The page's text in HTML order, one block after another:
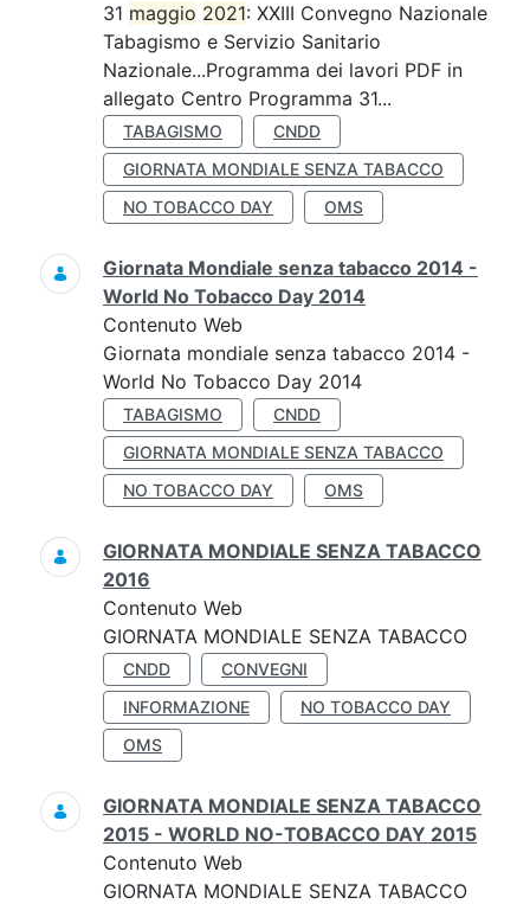
31 maggio 2021: XXIII Convegno Nazionale
Tabagismo e Servizio Sanitario
Nazionale...Programma dei lavori PDF in
allegato Centro Programma 31...
TABAGISMO
CNDD
GIORNATA MONDIALE SENZA TABACCO
NO TOBACCO DAY
OMS
Giornata Mondiale senza tabacco 2014 -
World No Tobacco Day 2014
Contenuto Web
Giornata mondiale senza tabacco 2014 -
World No Tobacco Day 2014
TABAGISMO
CNDD
GIORNATA MONDIALE SENZA TABACCO
NO TOBACCO DAY
OMS
GIORNATA MONDIALE SENZA TABACCO
2016
Contenuto Web
GIORNATA MONDIALE SENZA TABACCO
CNDD
CONVEGNI
INFORMAZIONE
NO TOBACCO DAY
OMS
GIORNATA MONDIALE SENZA TABACCO
2015 - WORLD NO-TOBACCO DAY 2015
Contenuto Web
GIORNATA MONDIALE SENZA TABACCO